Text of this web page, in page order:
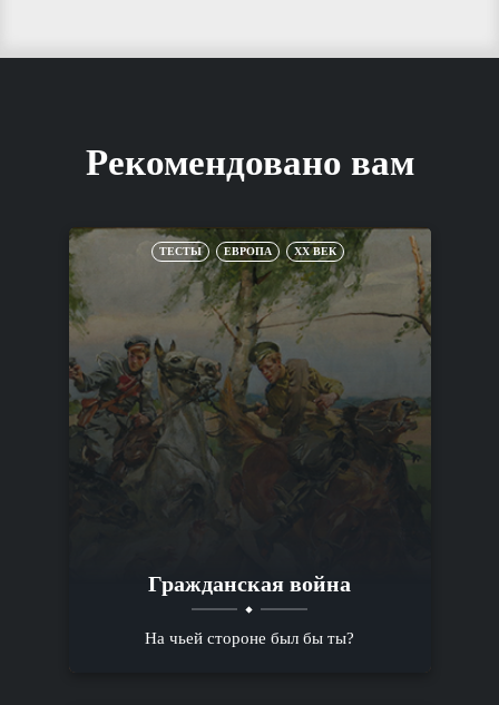
Рекомендовано вам
ТЕСТЫ ЕВРОПА XX ВЕК
Гражданская война
На чьей стороне был бы ты?